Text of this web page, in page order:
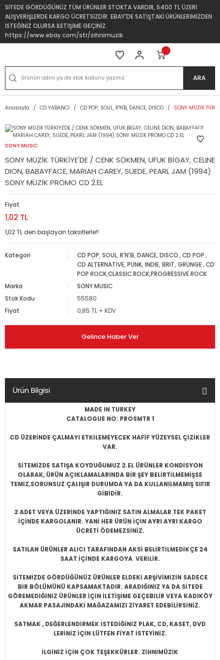
SİTEDE GÖRDÜĞÜNÜZ TÜM ÜRÜNLER STOKTA VARDIR, 5400 TL ÜZERİ
ALIŞVERİŞLERDE KARGO ÜCRETSİZDİR. EBAY'DE SATIŞTAKİ ÜRÜNLERİMİZDEN
İSTEĞİNİZ OLURSA İLETİŞİME GEÇİNİZ.
https://www.ebay.com/str/zihnimuzik
ARA
Anasayfa CD YABANCI CD POP, SOUL, R'N'B, DANCE, DISCO SONY MÜZİK
SONY MUSIC
SONY MÜZİK TÜRKİYE'DE / CENK SÖKMEN, UFUK BİGAY, CELINE
DION, BABAYFACE, MARIAH CAREY, SUEDE, PEARL JAM (1994)
SONY MÜZİK PROMO CD 2.EL
Fiyat
1,02 TL
1,02 TL den başlayan taksitlerle!!
Kategori CD POP, SOUL, R'N'B, DANCE, DISCO ,CD POP ,
CD ALTERNATIVE, PUNK, INDIE, BRIT, GRUNGE ,CD
POP ROCK,CLASSIC ROCK,PROGRESSIVE ROCK
Marka
SONY MUSIC
Stok Kodu
55580
Fiyat
0,85 TL + KDV
Gelince Haber Ver
Ürün Bilgisi
MADE IN TURKEY
CATALOGUE NO: PROSMTR 1
CD ÜZERİNDE ÇALMAYI ETKİLEMEYECEK HAFİF YÜZEYSEL ÇİZİKLER
VAR.
SİTEMİZDE SATIŞA KOYDUĞUMUZ 2.EL ÜRÜNLER KONDİSYON
OLARAK, ÜRÜN AÇIKLAMALARINDA BİR ŞEY BELİRTİLMEMİŞSE
TEMİZ,SORUNSUZ ÇALIŞIR DURUMDA YA DA KULLANILMAMIŞ SIFIR
GİBİDİR.
2 ADET VEYA ÜZERİNDE YAPTIĞINIZ SATIN ALMALAR TEK PAKET
İÇİNDE KARGOLANIR. YANİ HER ÜRÜN İÇİN AYRI AYRI KARGO
ÜCRETİ ÖDEMEZSİNİZ.
SATILAN ÜRÜNLER ALICI TARAFINDAN AKSİ BELİRTİLMEDİKÇE 24
SAAT İÇİNDE KARGOYA VERİLİR.
SİTEMİZDE GÖRDÜĞÜNÜZ ÜRÜNLER ELDEKİ ARŞİVİMİZİN SADECE
BİR BÖLÜMÜNÜ KAPSAMAKTADIR. ARADIĞINIZ YA DA SİTEDE
GÖREMEDİĞİNİZ ÜRÜNLER İÇİN İLETİŞİME GEÇEBİLİR VEYA KADIKÖY
AKMAR PASAJINDAKİ MAĞAZAMIZI ZİYARET EDEBİLİRSİNİZ.
SATMAK , DEĞERLENDİRMEK İSTEDİĞİNİZ PLAK, CD, KASET, DVD
LERİNİZ İÇİN LÜTFEN FİYAT İSTEYİNİZ.
İLGİNİZ İÇİN ÇOK TEŞEKKÜRLER. ZİHNİMÜZİK